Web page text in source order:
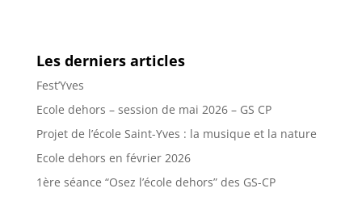
Les derniers articles
Fest’Yves
Ecole dehors – session de mai 2026 – GS CP
Projet de l’école Saint-Yves : la musique et la nature
Ecole dehors en février 2026
1ère séance “Osez l’école dehors” des GS-CP